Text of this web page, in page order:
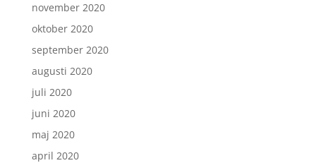
november 2020
oktober 2020
september 2020
augusti 2020
juli 2020
juni 2020
maj 2020
april 2020